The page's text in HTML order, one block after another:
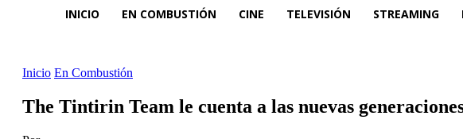
INICIO EN COMBUSTIÓN CINE TELEVISIÓN STREAMING
Inicio En Combustión
The Tintirin Team le cuenta a las nuevas